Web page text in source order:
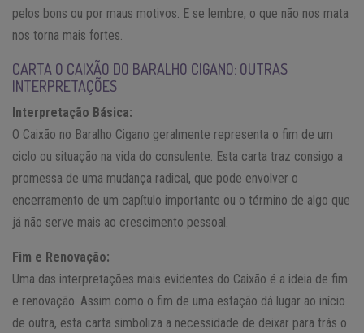
pelos bons ou por maus motivos. E se lembre, o que não nos mata
nos torna mais fortes.
CARTA O CAIXÃO DO BARALHO CIGANO: OUTRAS
INTERPRETAÇÕES
Interpretação Básica:
O Caixão no Baralho Cigano geralmente representa o fim de um
ciclo ou situação na vida do consulente. Esta carta traz consigo a
promessa de uma mudança radical, que pode envolver o
encerramento de um capítulo importante ou o término de algo que
já não serve mais ao crescimento pessoal.
Fim e Renovação:
Uma das interpretações mais evidentes do Caixão é a ideia de fim
e renovação. Assim como o fim de uma estação dá lugar ao início
de outra, esta carta simboliza a necessidade de deixar para trás o